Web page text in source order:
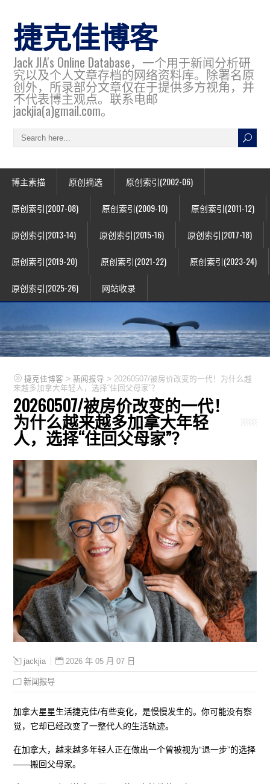
捷克佳博客
Jack JIA's Online Database，一个用于新闻分析研
究以及个人文章存档的网络资料库。除署名原
创外，所录部分文章仅在于提供多方视角，并
不代表博主观点。联系电邮
jackjia(a)gmail.com。
博主素描 原创摘选 原创索引(2002-06)
原创索引(2007-08) 原创索引(2009-10) 原创索引(2011-12)
原创索引(2013-14) 原创索引(2015-16) 原创索引(2017-18)
原创索引(2019-20) 原创索引(2021-22) 原创索引(2023-24)
原创索引(2025-26) 网站收录
捷克佳博客 >新闻报导 > 20260507/被房价改变的一代！为什么越
来越多加拿大年轻人，选择“住回父母家”？
20260507/被房价改变的一代！
为什么越来越多加拿大年轻
人，选择“住回父母家”？
jackjia 2026 年 05 月 07 日
新闻报导
加拿大星星生活捷克佳/有些变化，是慢慢发生的。你可能没有察
觉，它却已经改变了一整代人的生活轨迹。
在加拿大，越来越多年轻人正在做出一个曾被视为“退一步”的选择
——搬回父母家。